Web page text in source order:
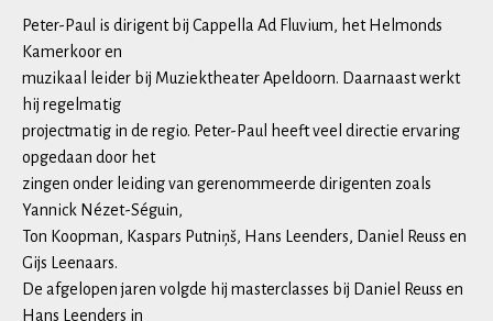
Peter-Paul is dirigent bij Cappella Ad Fluvium, het Helmonds
Kamerkoor en
muzikaal leider bij Muziektheater Apeldoorn. Daarnaast werkt
hij regelmatig
projectmatig in de regio. Peter-Paul heeft veel directie ervaring
opgedaan door het
zingen onder leiding van gerenommeerde dirigenten zoals
Yannick Nézet-Séguin,
Ton Koopman, Kaspars Putniņš, Hans Leenders, Daniel Reuss en
Gijs Leenaars.
De afgelopen jaren volgde hij masterclasses bij Daniel Reuss en
Hans Leenders in